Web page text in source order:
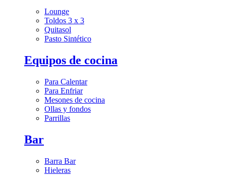
Lounge
Toldos 3 x 3
Quitasol
Pasto Sintético
Equipos de cocina
Para Calentar
Para Enfriar
Mesones de cocina
Ollas y fondos
Parrillas
Bar
Barra Bar
Hieleras